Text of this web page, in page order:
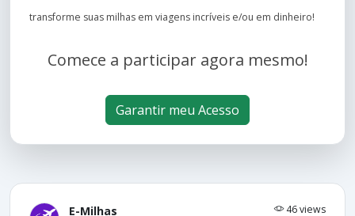
transforme suas milhas em viagens incríveis e/ou em dinheiro!
Comece a participar agora mesmo!
Garantir meu Acesso
E-Milhas 46 views